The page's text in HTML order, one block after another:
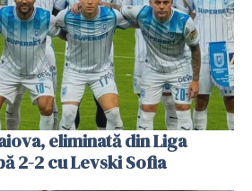
eliminată din Liga
2-2 cu Levski Sofia